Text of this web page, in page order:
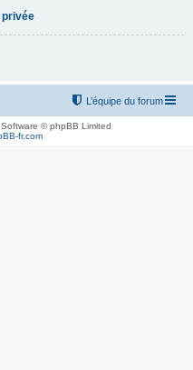
privée
L’équipe du forum
© phpBB Limited
fr.com